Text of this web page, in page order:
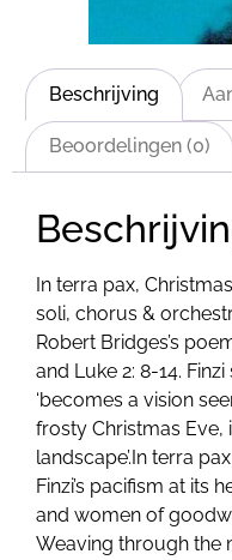
Beschrijving
Beoordelingen (0)
In terra pax,
soli, chorus &
Robert Bridges’s
and Luke 2: 8-14.
‘becomes a vision
frosty Christmas
landscape’.In terra
Finzi’s pacifism at its
and women of
Weaving through the